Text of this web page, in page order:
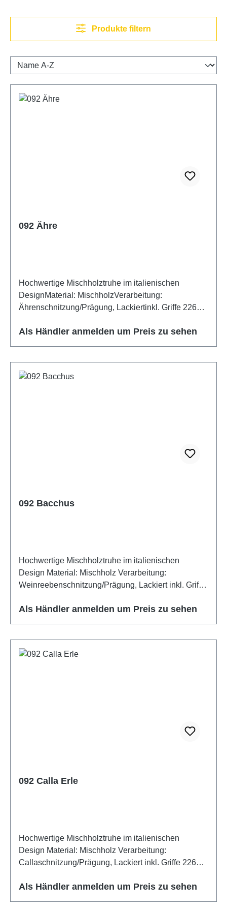
Produkte filtern
092 Ähre
Hochwertige Mischholztruhe im italienischen
DesignMaterial: MischholzVerarbeitung:
Ährenschnitzung/Prägung, Lackiertinkl. Griffe 226
Als Händler anmelden um Preis zu sehen
092 Bacchus
Hochwertige Mischholztruhe im italienischen
Design Material: Mischholz Verarbeitung:
Weinreebenschnitzung/Prägung, Lackiert inkl. Griffe
Als Händler anmelden um Preis zu sehen
092 Calla Erle
Hochwertige Mischholztruhe im italienischen
Design Material: Mischholz Verarbeitung:
Callaschnitzung/Prägung, Lackiert inkl. Griffe 226
Als Händler anmelden um Preis zu sehen